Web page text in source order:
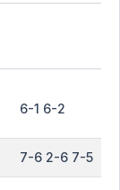
6-1 6-2
7-6 2-6 7-5